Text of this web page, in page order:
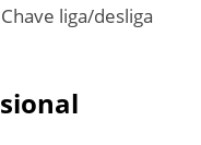
liga/desliga